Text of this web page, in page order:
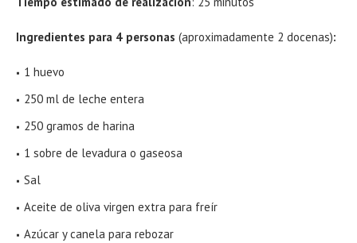
Ingredientes para 4 personas (aproximadamente 2 docenas):
1 huevo
250 ml de leche entera
250 gramos de harina
1 sobre de levadura o gaseosa
Sal
Aceite de oliva virgen extra para freír
Azúcar y canela para rebozar